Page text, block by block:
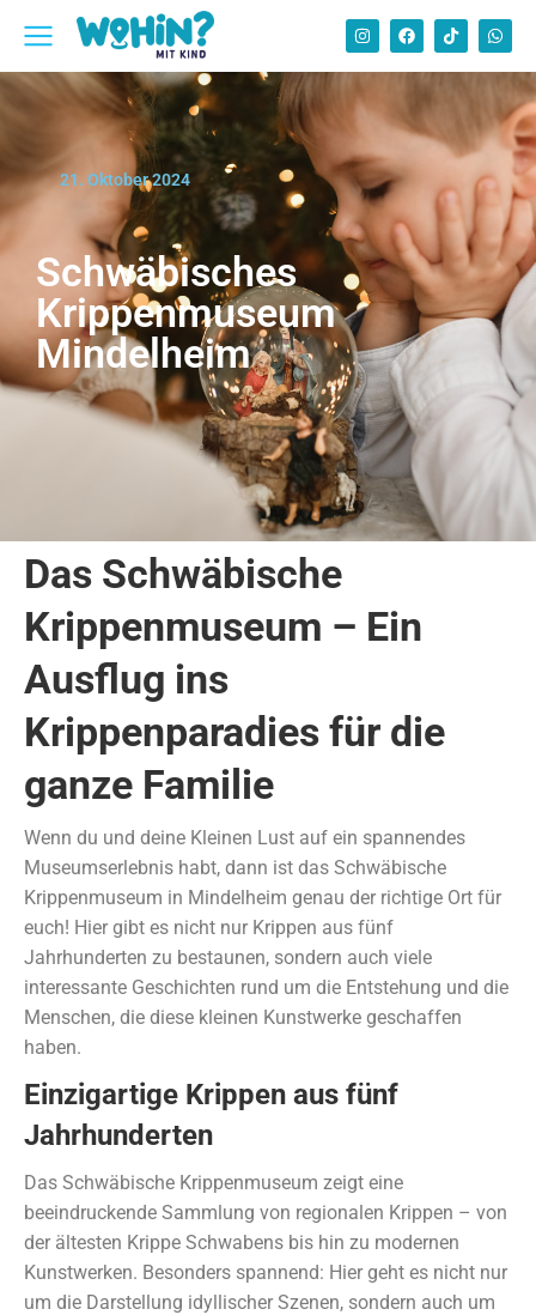
21. Oktober 2024
Schwäbisches
Krippenmuseum
Mindelheim
Das Schwäbische
Krippenmuseum – Ein
Ausflug ins
Krippenparadies für die
ganze Familie
Wenn du und deine Kleinen Lust auf ein spannendes
Museumserlebnis habt, dann ist das Schwäbische
Krippenmuseum in Mindelheim genau der richtige Ort für
euch! Hier gibt es nicht nur Krippen aus fünf
Jahrhunderten zu bestaunen, sondern auch viele
interessante Geschichten rund um die Entstehung und die
Menschen, die diese kleinen Kunstwerke geschaffen
haben.
Einzigartige Krippen aus fünf
Jahrhunderten
Das Schwäbische Krippenmuseum zeigt eine
beeindruckende Sammlung von regionalen Krippen – von
der ältesten Krippe Schwabens bis hin zu modernen
Kunstwerken. Besonders spannend: Hier geht es nicht nur
um die Darstellung idyllischer Szenen, sondern auch um